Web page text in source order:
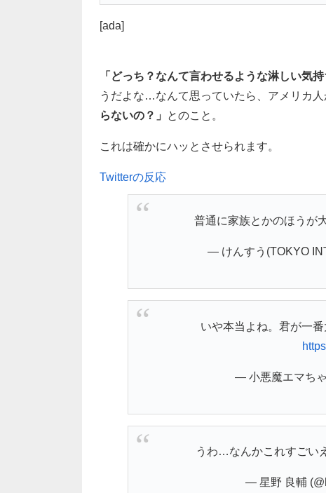
[ada]
「どっち？なんて言わせるような淋しい気持
うだよな…なんて思っていたら、アメリカ人
らないの？」
とのこと。
これは確かにハッとさせられます。
Twitterの反応
普通に家族とかのほうが
— けんすう(TOKYO
いや本当よね。君が一
— 小悪魔エマち
うわ…なんかこれすごい
— 星野 良輔